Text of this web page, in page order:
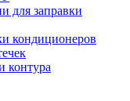
для заправки
кондиционеров
контура